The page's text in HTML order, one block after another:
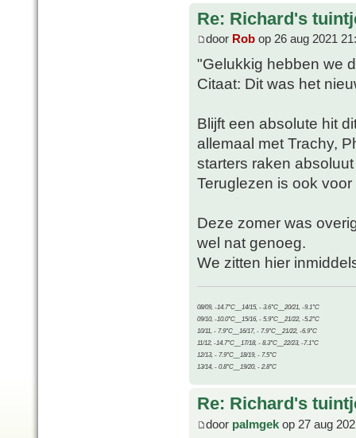
Re: Richard's
door Rob op 26 aug 2021
"Gelukkig hebben we
Citaat: Dit was het
Blijft een absolute hit
allemaal met Trachy,
starters raken
Teruglezen is ook
Deze zomer was
wel nat genoeg.
We zitten hier
08/09, -14.7°C__14/15, - 3.6°C__20/21, -9.1°C
09/10, -10.0°C__15/16, - 5.9°C__21/22, -5.2°C
10/11, - 7.9°C__16/17, - 7.9°C__21/22, -6.9°C
11/12, -14.7°C__17/18, - 8.3°C__22/23, -7.1°C
12/13, - 7.9°C__18/19, - 7.5°C
13/14, - 0.8°C__19/20, - 2.8°C
Re: Richard's
door palmgek op 27 aug